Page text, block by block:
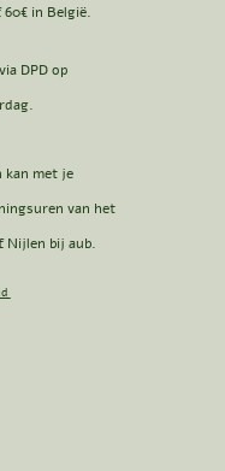
60€ in België.
DPD op
kan met je
van het
Nijlen bij aub.